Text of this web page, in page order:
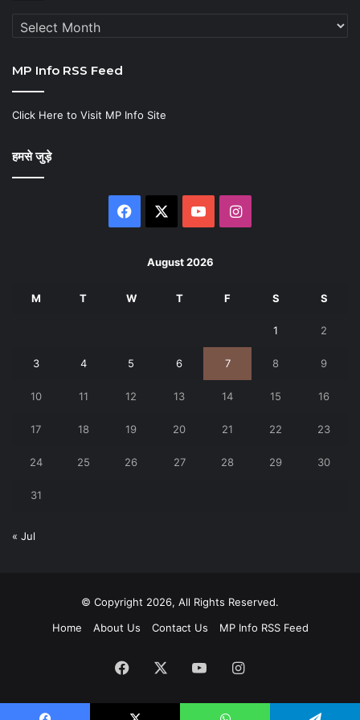
Archives
MP Info RSS Feed
Click Here to Visit MP Info Site
हमसे जुड़े
Facebook YouTubeInstagram
August 2026
M T W T F S S
1 2
3 4 5 6 7 8 9
10 11 12 13 14 15 16
17 18 19 20 21 22 23
24 25 26 27 28 29 30
31
« Jul
© Copyright 2026, All Rights Reserved.
Home
About Us Contact Us MP Info RSS Feed
Facebook YouTubeInstagram